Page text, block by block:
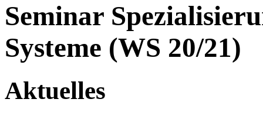
Seminar
Systeme (WS 20/21)
Aktuelles